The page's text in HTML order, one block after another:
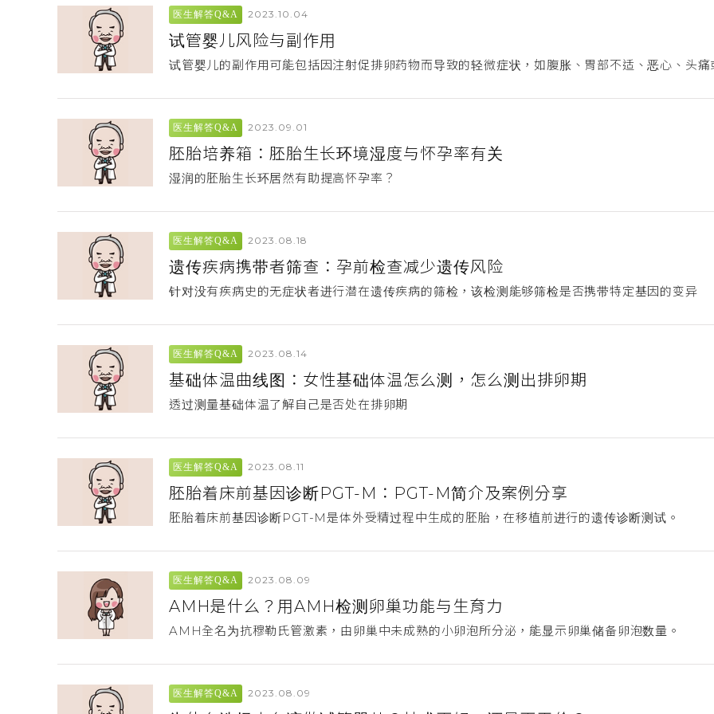
医生解答Q&A 2023.10.04
试管婴儿风险与副作用
试管婴儿的副作用可能包括因注射促排卵药物而导致的轻微症状，如腹胀、胃部不适、恶心、头痛
医生解答Q&A 2023.09.01
胚胎培养箱：胚胎生长环境湿度与怀孕率有关
湿润的胚胎生长环居然有助提高怀孕率？
医生解答Q&A 2023.08.18
遗传疾病携带者筛查：孕前检查减少遗传风险
针对没有疾病史的无症状者进行潜在遗传疾病的筛检，该检测能够筛检是否携带特定基因的变异
医生解答Q&A 2023.08.14
基础体温曲线图：女性基础体温怎么测，怎么测出排卵期
透过测量基础体温了解自己是否处在排卵期
医生解答Q&A 2023.08.11
胚胎着床前基因诊断PGT-M：PGT-M简介及案例分享
胚胎着床前基因诊断PGT-M是体外受精过程中生成的胚胎，在移植前进行的遗传诊断测试。
医生解答Q&A 2023.08.09
AMH是什么？用AMH检测卵巢功能与生育力
AMH全名为抗穆勒氏管激素，由卵巢中未成熟的小卵泡所分泌，能显示卵巢储备卵泡数量。
医生解答Q&A 2023.08.09